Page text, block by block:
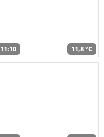
11:10 11,8 °C